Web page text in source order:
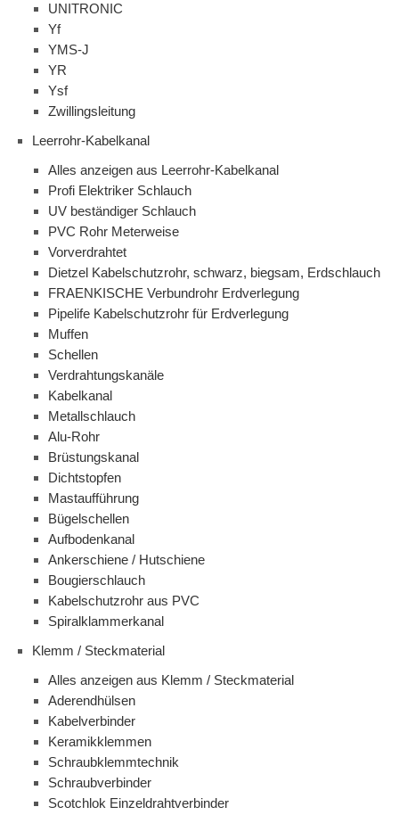
UNITRONIC
Yf
YMS-J
YR
Ysf
Zwillingsleitung
Leerrohr-Kabelkanal
Alles anzeigen aus Leerrohr-Kabelkanal
Profi Elektriker Schlauch
UV beständiger Schlauch
PVC Rohr Meterweise
Vorverdrahtet
Dietzel Kabelschutzrohr, schwarz, biegsam, Erdschlauch
FRAENKISCHE Verbundrohr Erdverlegung
Pipelife Kabelschutzrohr für Erdverlegung
Muffen
Schellen
Verdrahtungskanäle
Kabelkanal
Metallschlauch
Alu-Rohr
Brüstungskanal
Dichtstopfen
Mastaufführung
Bügelschellen
Aufbodenkanal
Ankerschiene / Hutschiene
Bougierschlauch
Kabelschutzrohr aus PVC
Spiralklammerkanal
Klemm / Steckmaterial
Alles anzeigen aus Klemm / Steckmaterial
Aderendhülsen
Kabelverbinder
Keramikklemmen
Schraubklemmtechnik
Schraubverbinder
Scotchlok Einzeldrahtverbinder